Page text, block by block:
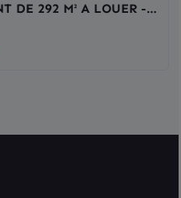
DE 292 M² A LOUER -
DE 1 200 M²